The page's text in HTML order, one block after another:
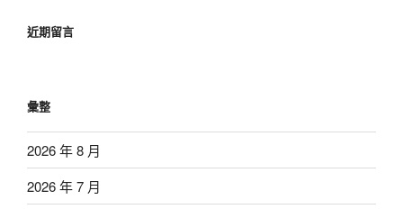
近期留言
彙整
2026 年 8 月
2026 年 7 月